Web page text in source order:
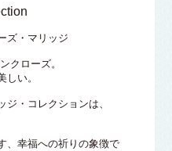
ズ・マリッジ
クローズ。
い。
・コレクションは、
、幸福への祈りの象徴で